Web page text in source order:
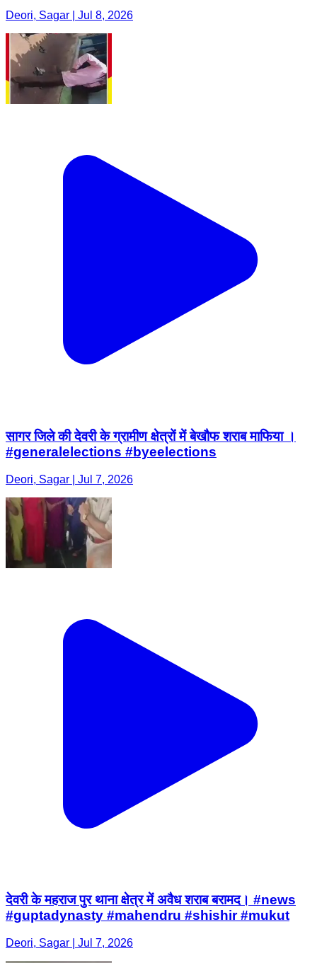
Deori, Sagar | Jul 8, 2026
सागर जिले की देवरी के ग्रामीण क्षेत्रों में बेखौफ शराब माफिया ।
#generalelections #byeelections
Deori, Sagar | Jul 7, 2026
देवरी के महराज पुर थाना क्षेत्र में अवैध शराब बरामद। #news
#guptadynasty #mahendru #shishir #mukut
Deori, Sagar | Jul 7, 2026